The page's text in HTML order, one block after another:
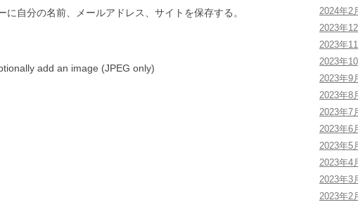
自分の名前、メールアドレス、サイトを保存する。
add an image (JPEG only)
2024年2
2023年12
2023年11
2023年10
2023年9
2023年8
2023年7
2023年6
2023年5
2023年4
2023年3
2023年2